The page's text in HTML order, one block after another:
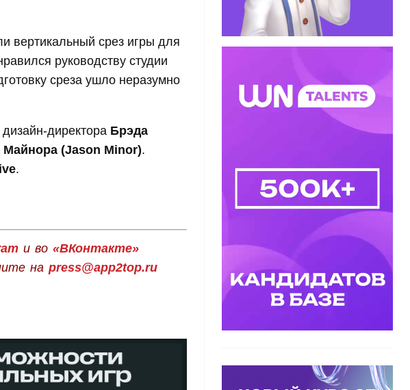
вертикальный срез игры для
руководству студии
среза ушло неразумно
директора Брэда
(Jason Minor).
.
и во «ВКонтакте»
на press@app2top.ru